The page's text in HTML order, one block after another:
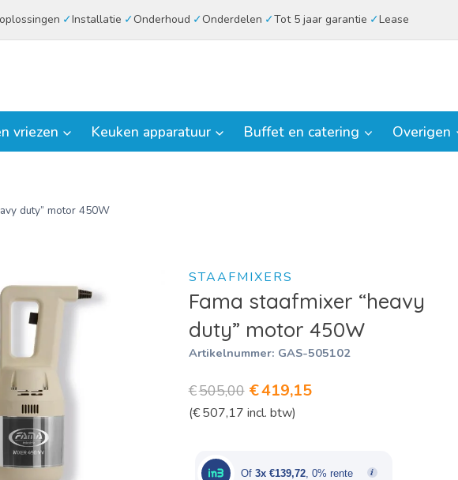
Installatie Onderhoud Onderdelen Tot 5 jaar garantie Lease
vriezen Keuken apparatuur Buffet en catering Overigen
duty” motor 450W
STAAFMIXERS
Fama staafmixer “heavy
duty” motor 450W
Artikelnummer: GAS-505102
€505,00 Oorspronkelijke
prijs
€505,00.
€419,15Huidige
€419,15.
(€ 507,17 incl. btw)
Of 3x €139,72, 0% rente